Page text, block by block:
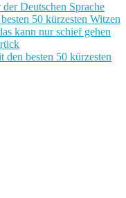
Deutschen Sprache
50 kürzesten Witzen
kann nur schief gehen
besten 50 kürzesten